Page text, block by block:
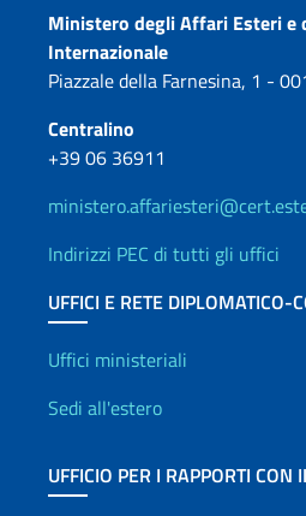
Contatti
Ministero degli Affari Esteri e
Internazionale
Piazzale della Farnesina, 1 -
Centralino
+39 06 36911
Indirizzi PEC di tutti gli uffici
UFFICI E RETE DIPLOMATICO-
Uffici e Rete
Uffici ministeriali
Sedi all'estero
UFFICIO PER I RAPPORTI CON